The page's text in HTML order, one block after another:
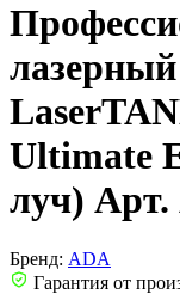
Ultimate
луч) Арт.
Бренд: ADA
Гарантия от